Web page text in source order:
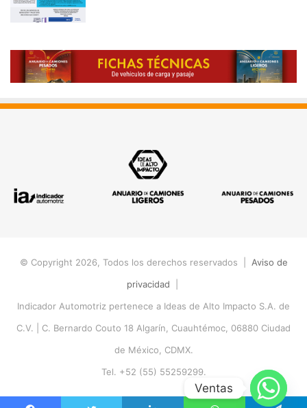
© Copyright 2026, Todos los derechos reservados | Aviso de
privacidad
Indicador Automotriz pertenece a Ideas de Alto Impacto S.A. de
C.V. | C. Bernardo Couto 18 Algarín, Cuauhtémoc, 06880 Ciudad
de México, CDMX.
Tel. +52 (55) 55259299.
Ventas